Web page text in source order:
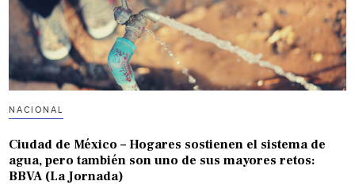
NACIONAL
Ciudad de México – Hogares sostienen el sistema de
agua, pero también son uno de sus mayores retos:
BBVA (La Jornada)